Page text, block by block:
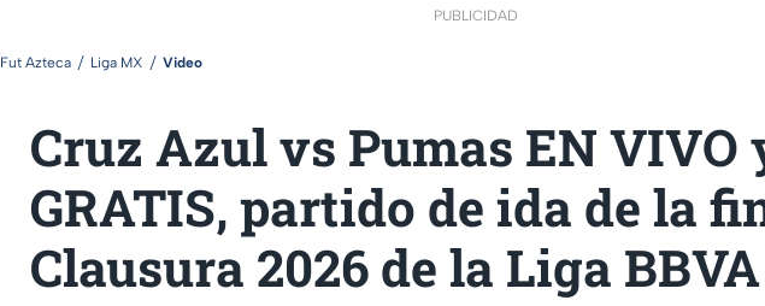
PUBLICIDAD
Fut Azteca Liga MX Video
Cruz Azul vs Pumas EN VIVO
GRATIS, partido de ida de la
Clausura 2026 de la Liga